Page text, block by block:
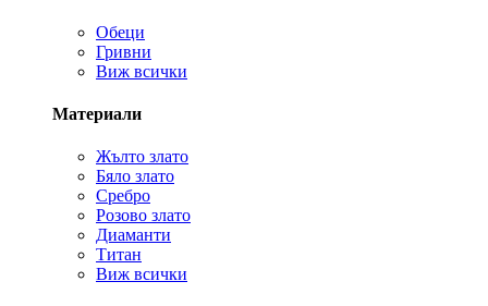
Обеци
Гривни
Виж всички
Материали
Жълто злато
Бяло злато
Сребро
Розово злато
Диаманти
Титан
Виж всички